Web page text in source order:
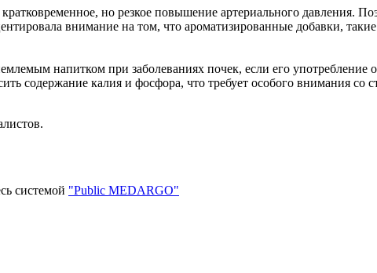
но резкое повышение артериального давления.
внимание на том, что ароматизированные добавки,
напитком при заболеваниях почек, если его
содержание калия и фосфора, что требует особого внимания со
системой "Public MEDARGO"